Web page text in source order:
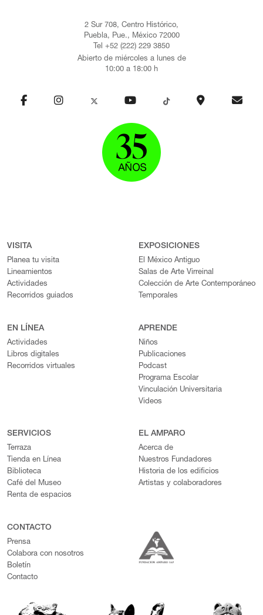
2 Sur 708, Centro Histórico,
Puebla, Pue., México 72000
Tel +52 (222) 229 3850
Abierto de miércoles a lunes de
10:00 a 18:00 h
VISITA
Planea tu visita
Lineamientos
Actividades
Recorridos guiados
EXPOSICIONES
El México Antiguo
Salas de Arte Virreinal
Colección de Arte Contemporáneo
Temporales
EN LÍNEA
Actividades
Libros digitales
Recorridos virtuales
APRENDE
Niños
Publicaciones
Podcast
Programa Escolar
Vinculación Universitaria
Videos
SERVICIOS
Terraza
Tienda en Línea
Biblioteca
Café del Museo
Renta de espacios
EL AMPARO
Acerca de
Nuestros Fundadores
Historia de los edificios
Artistas y colaboradores
CONTACTO
Prensa
Colabora con nosotros
Boletín
Contacto